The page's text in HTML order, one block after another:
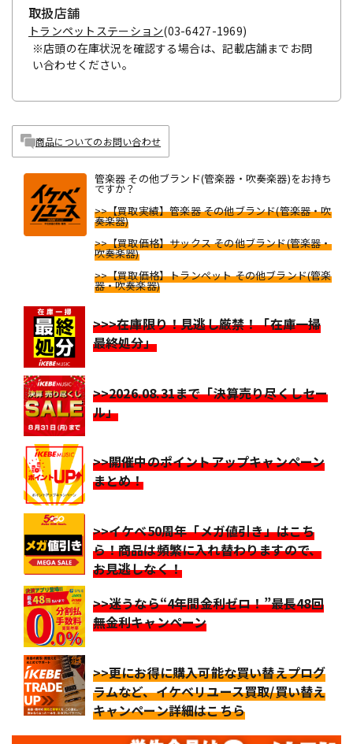
取扱店舗
トランペットステーション(03-6427-1969)
※店頭の在庫状況を確認する場合は、記載店舗までお問
い合わせください。
商品についてのお問い合わせ
管楽器 その他ブランド(管楽器・吹奏楽器)をお持ち
ですか？
>>【買取実績】管楽器 その他ブランド(管楽器・吹
奏楽器)
>>【買取価格】サックス その他ブランド(管楽器・
吹奏楽器)
>>【買取価格】トランペット その他ブランド(管楽
器・吹奏楽器)
>>>在庫限り！見逃し厳禁！「在庫一掃
最終処分」
>>2026.08.31まで「決算売り尽くしセー
ル」
>>開催中のポイントアップキャンペーン
まとめ！
>>イケベ50周年「メガ値引き」はこち
ら！商品は頻繁に入れ替わりますので、
お見逃しなく！
>>迷うなら“4年間金利ゼロ！”最長48回
無金利キャンペーン
>>更にお得に購入可能な買い替えプログ
ラムなど、イケベリユース買取/買い替え
キャンペーン詳細はこちら